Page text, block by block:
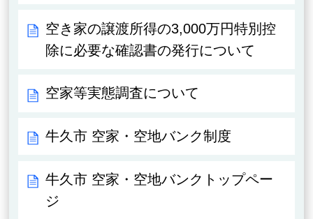
空き家の譲渡所得の3,000万円特別控
除に必要な確認書の発行について
空家等実態調査について
牛久市 空家・空地バンク制度
牛久市 空家・空地バンクトップペー
ジ